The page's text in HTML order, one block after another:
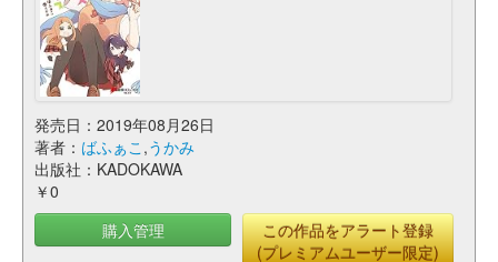
発売日：2019年08月26日
著者： ばふぁこ ,うかみ
出版社：KADOKAWA
￥0
購入管理
この作品をアラート登録
(プレミアムユーザー限定)